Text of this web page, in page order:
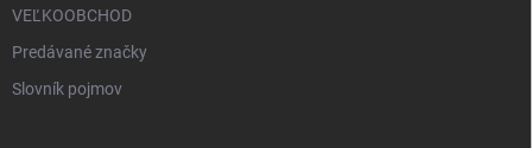
VEĽKOOBCHOD
Predávané značky
Slovník pojmov